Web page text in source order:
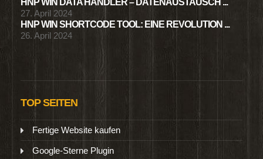
27. April 2024
HNP WIN SHORTCODE TOOL: EINE REVOLUTION ...
26. April 2024
TOP SEITEN
Fertige Website kaufen
Google-Sterne Plugin